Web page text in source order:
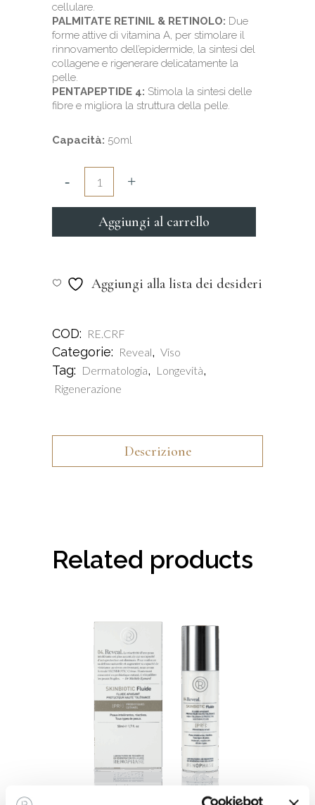
cellulare.
PALMITATE RETINIL & RETINOLO: Due
forme attive di vitamina A, per stimolare il
rinnovamento dell’epidermide, la sintesi del
collagene e rigenerare delicatamente la
pelle.
PENTAPEPTIDE 4: Stimola la sintesi delle
fibre e migliora la struttura della pelle.
Capacità: 50ml
Aggiungi al carrello
Aggiungi alla lista dei desideri
COD: RE.CRF
Categorie: Reveal, Viso
Tag: Dermatologia, Longevità,
Rigenerazione
Descrizione
Related products